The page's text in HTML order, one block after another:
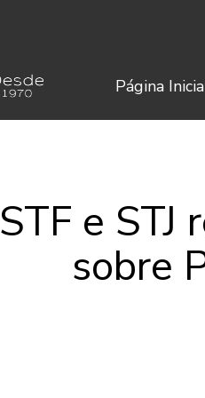
Página
STF e STJ
sobre